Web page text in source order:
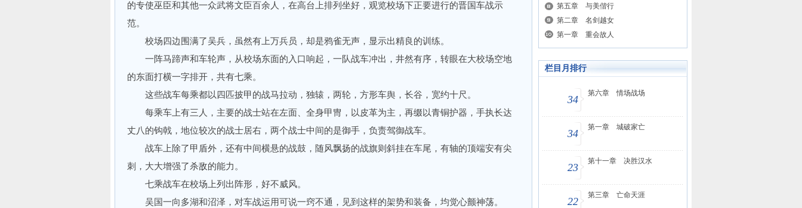
的专使巫臣和其他一众武将文臣百余人，在高台上排列坐好，观览校场下正要进行的晋国车战示
范。
校场四边围满了吴兵，虽然有上万兵员，却是鸦雀无声，显示出精良的训练。
一阵马蹄声和车轮声，从校场东面的入口响起，一队战车冲出，井然有序，转眼在大校场空地
的东面打横一字排开，共有七乘。
这些战车每乘都以四匹披甲的战马拉动，独辕，两轮，方形车舆，长谷，宽约十尺。
每乘车上有三人，主要的战士站在左面、全身甲冑，以皮革为主，再缀以青铜护器，手执长达
丈八的钩戟，地位较次的战士居右，两个战士中间的是御手，负责驾御战车。
战车上除了甲盾外，还有中间横悬的战鼓，随风飘扬的战旗则斜挂在车尾，有轴的顶端安有尖
刺，大大增强了杀敌的能力。
七乘战车在校场上列出阵形，好不威风。
吴国一向多湖和沼泽，对车战运用可说一窍不通，见到这样的架势和装备，均觉心颤神荡。
第五章 与美偕行
第二章 名剑越女
第一章 重会故人
栏目月排行
34
第六章 情场战场
34
第一章 城破家亡
23
第十一章 决胜汉水
22
第三章 亡命天涯